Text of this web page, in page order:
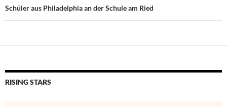
Schüler aus Philadelphia an der Schule am Ried
RISING STARS